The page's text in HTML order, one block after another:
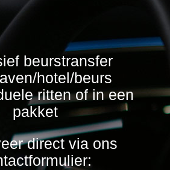
beurstransfer
hotel/beurs
ritten of in een
pakket
direct via ons